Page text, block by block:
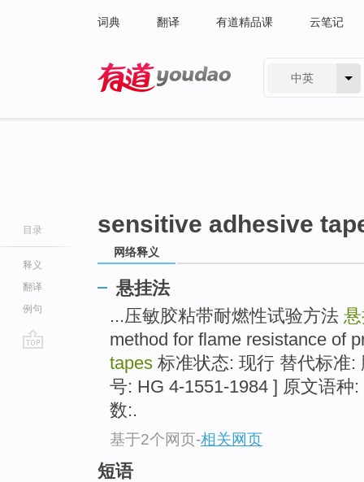
词典 翻译 有道精品课 云笔记
中英
目录
释义
翻译
例句
sensitive adhesive
网络释义
悬挂法
...压敏胶粘带耐燃性试验方法
method for flame resistance of
tapes 标准状态: 现行 替代标准
号: HG 4-1551-1984 ] 原文语
数:.
基于2个网页-相关网页
短语